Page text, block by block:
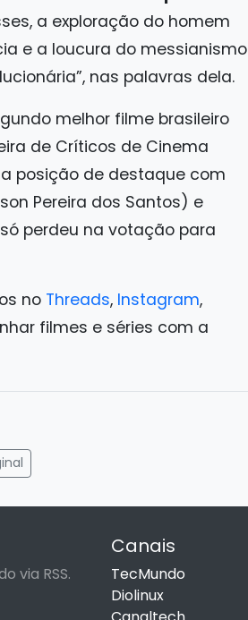
a exploração do homem
e a loucura do messianismo
nas palavras dela.
melhor filme brasileiro
de Críticos de Cinema
posição de destaque com
Pereira dos Santos) e
perdeu na votação para
no Threads, Instagram,
filmes e séries com a
via RSS.
Canais
TecMundo
Diolinux